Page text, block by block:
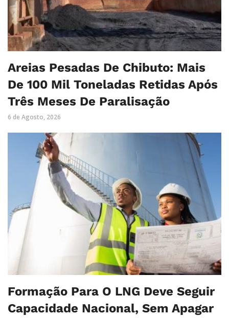
Areias Pesadas De Chibuto: Mais
De 100 Mil Toneladas Retidas Após
Três Meses De Paralisação
6 de Agosto, 2026
Formação Para O LNG Deve Seguir
Capacidade Nacional, Sem Apagar